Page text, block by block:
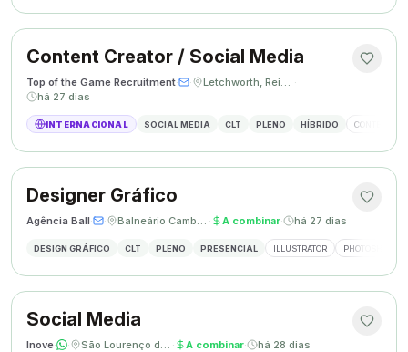
Content Creator / Social Media
Top of the Game Recruitment· · Letchworth, Reino Unido ·
há 27 dias
INTERNACIONAL SOCIAL MEDIA CLT PLENO HÍBRIDO CONTENT
Designer Gráfico
Agência Ball· · Balneário Camboriú, SC · A combinar· há 27 dias
DESIGN GRÁFICO CLT PLENO PRESENCIAL ILLUSTRATOR PHOTOSHOP
Social Media
Inove· · São Lourenço do Oeste, SC · A combinar· há 28 dias